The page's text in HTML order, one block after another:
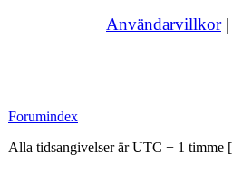
Användarvillkor|
Forumindex
Alla tidsangivelser är UTC + 1 timme [